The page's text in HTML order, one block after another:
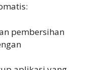
pembersihan